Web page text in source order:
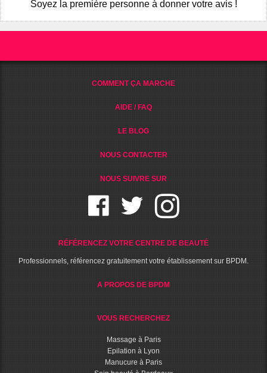
Soyez la première personne à donner votre avis !
COMMENT ÇA MARCHE
AIDE / FAQ
LE BLOG
NOUS CONTACTER
NOUS SUIVRE SUR
RÉFÉRENCEZ VOTRE CENTRE DE BEAUTÉ
Professionnels, référencez gratuitement votre établissement sur BPDM.
A PROPOS DE BPDM
VOUS RECHERCHEZ
Massage à Paris
Epilation à Lyon
Manucure à Paris